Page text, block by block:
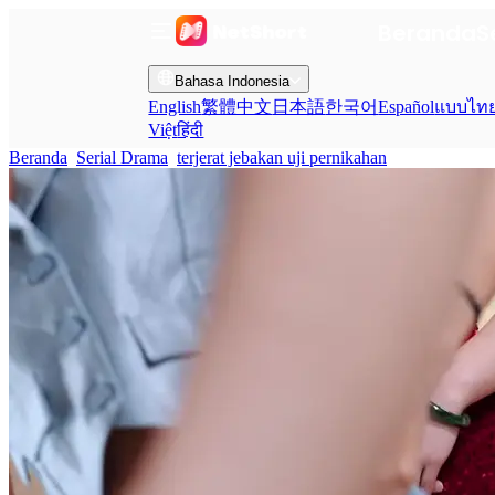
Bahasa Indonesia
English繁體中文 日本語한국어Españolแบบไท
Việtहिंदी
Beranda Serial Drama terjerat jebakan uji pernikahan